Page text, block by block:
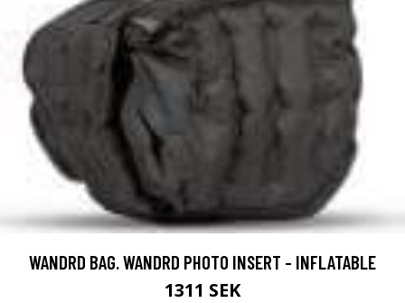
WANDRD BAG. WANDRD PHOTO INSERT - INFLATABLE
1311 SEK